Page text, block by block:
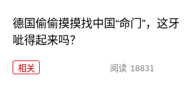
德国偷偷摸摸找中国“命门”，这牙
呲得起来吗？
相关 阅读 18831